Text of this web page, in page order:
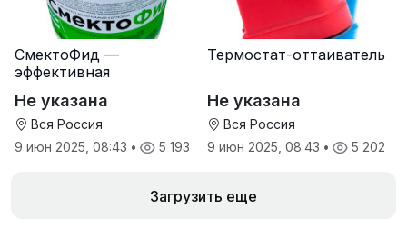
СмектоФид —
эффективная
антидиарейная
кормовая добавка для
телят
Не указана
Вся Россия
9 июн 2025, 08:43 • 5 193
Термостат-оттаиватель
Не указана
Вся Россия
9 июн 2025, 08:43 • 5 202
Загрузить еще